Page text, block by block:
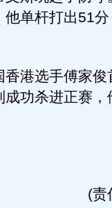
单杆打出51
港选手傅家俊
功杀进正赛，
(责